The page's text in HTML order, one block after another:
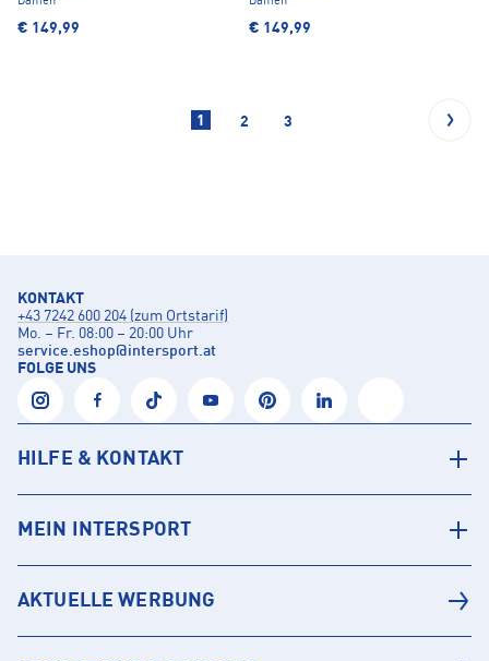
€ 149,99 € 149,99
1 2 3
KONTAKT
+43 7242 600 204 (zum Ortstarif)
Mo. – Fr. 08:00 – 20:00 Uhr
service.eshop@intersport.at
FOLGE UNS
HILFE & KONTAKT
MEIN INTERSPORT
AKTUELLE WERBUNG